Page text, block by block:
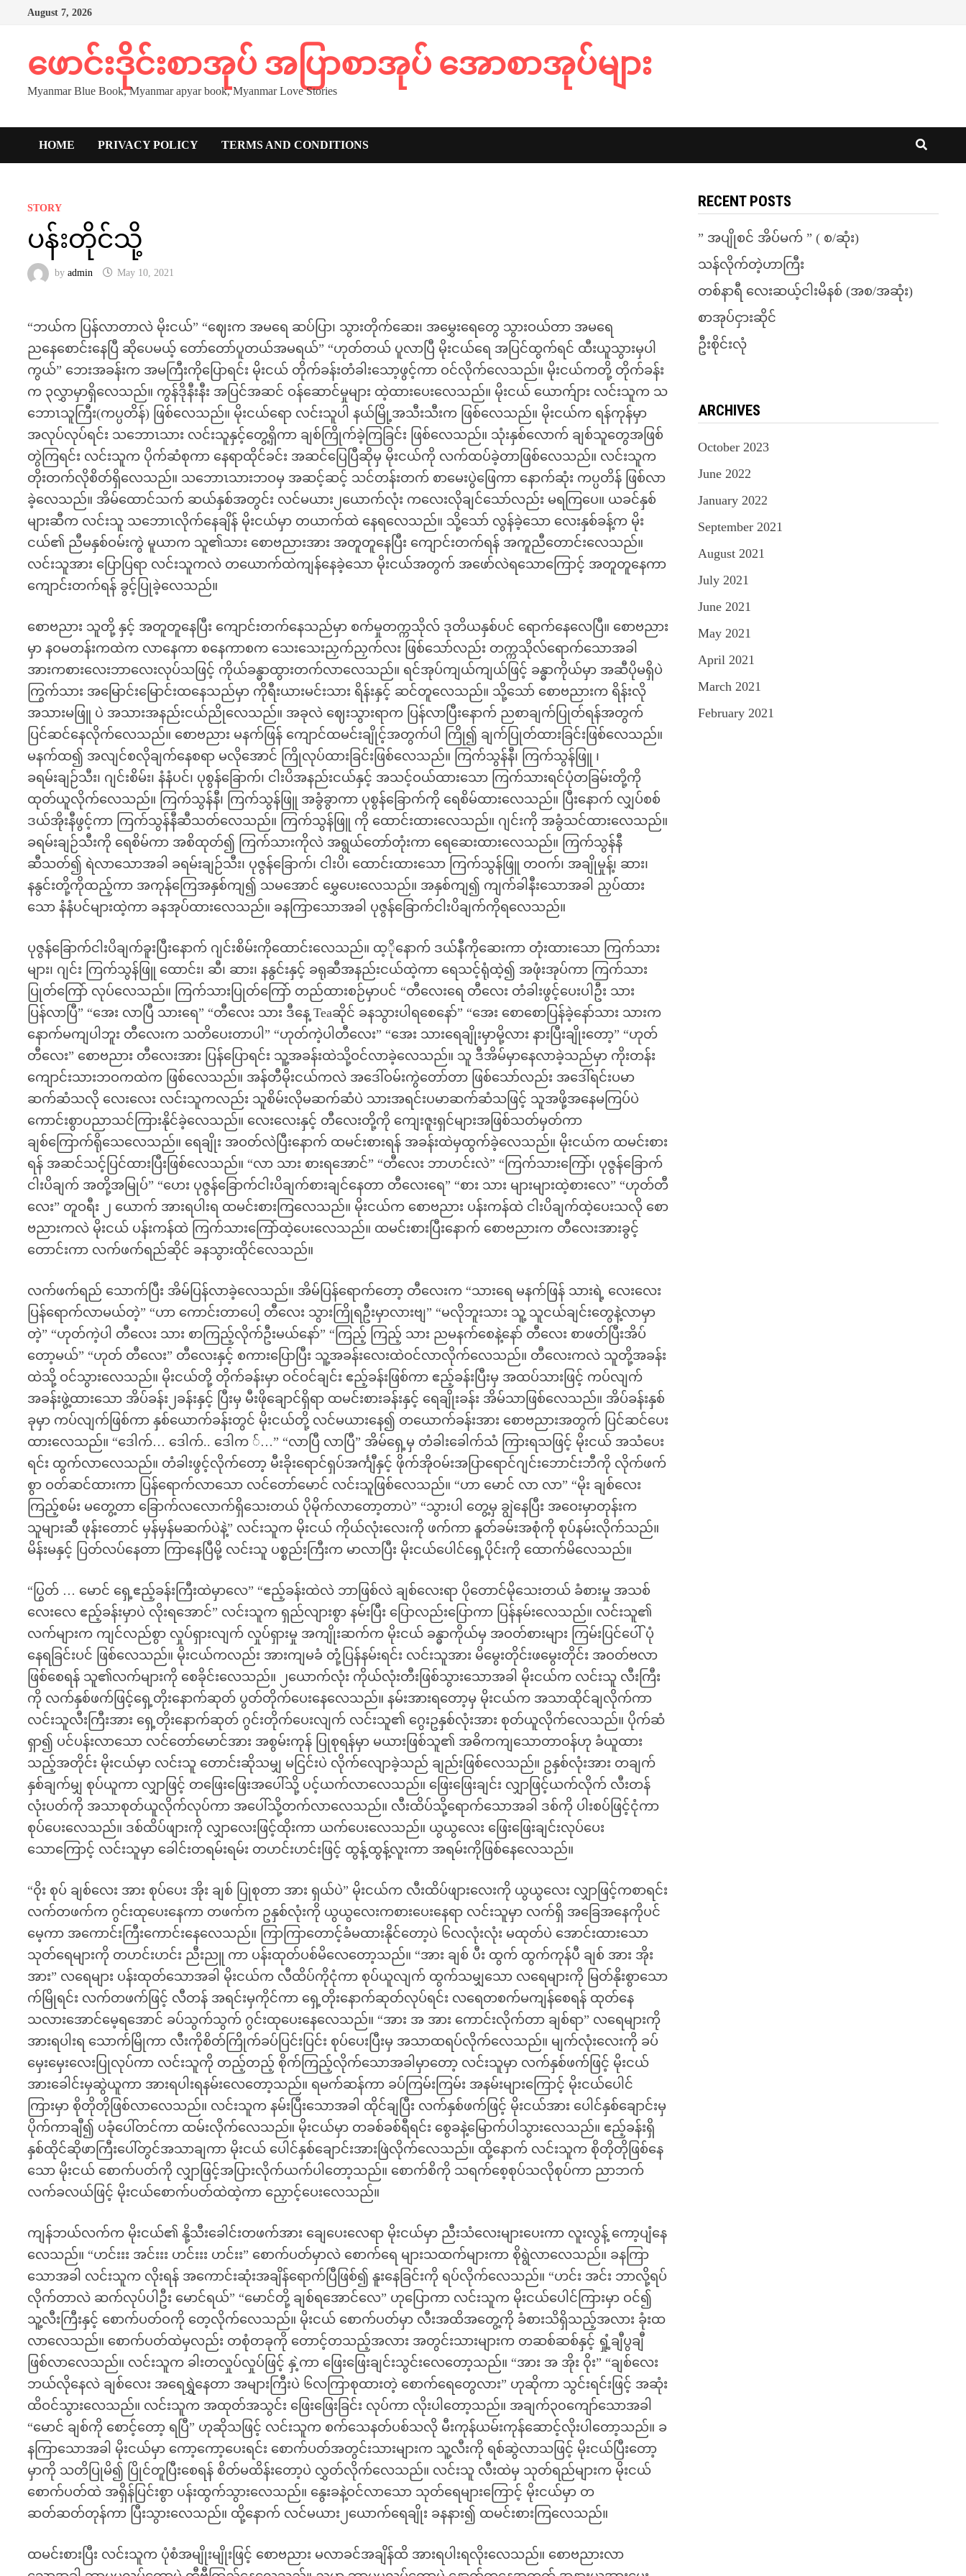
August 7, 2026
ဖောင်းဒိုင်းစာအုပ် အပြာစာအုပ် အောစာအုပ်များ
Myanmar Blue Book, Myanmar apyar book, Myanmar Love Stories
HOME PRIVACY POLICY TERMS AND CONDITIONS
STORY
ပန်းတိုင်သို့
byadmin May 10, 2021
“ဘယ်က ပြန်လာတာလဲ မိုးငယ်” “ဈေးက အမရေ ဆပ်ပြာ၊ သွားတိုက်ဆေး၊ အမွှေးရေတွေ သွားဝယ်တာ အမရေ
ညနေစောင်းနေပြီ ဆိုပေမယ့် တော်တော်ပူတယ်အမရယ်” “ဟုတ်တယ် ပူလာပြီ မိုးငယ်ရေ အပြင်ထွက်ရင် ထီးယူသွားမှပါ
ကွယ်” ဘေးအခန်းက အမကြီးကိုပြောရင်း မိုးငယ် တိုက်ခန်းတံခါးသော့ဖွင့်ကာ ဝင်လိုက်လေသည်။ မိုးငယ်ကတို့ တိုက်ခန်း
က ၃လွှာမှာရှိလေသည်။ ကွန်ဒိုနီးနီး အပြင်အဆင် ဝန်ဆောင်မှုများ ထဲ့ထားပေးလေသည်။ မိုးငယ် ယောက်ျား လင်းသူက သ
ဘောၤသူကြီး(ကပ္ပတိန်) ဖြစ်လေသည်။ မိုးငယ်ရော လင်းသူပါ နယ်မြို့အသီးသီးက ဖြစ်လေသည်။ မိုးငယ်က ရန်ကုန်မှာ
အလုပ်လုပ်ရင်း သဘောၤသား လင်းသူနှင့်တွေ့ရှိကာ ချစ်ကြိုက်ခဲ့ကြခြင်း ဖြစ်လေသည်။ သုံးနှစ်လောက် ချစ်သူတွေအဖြစ်
တွဲကြရင်း လင်းသူက ပိုက်ဆံစုကာ နေရာထိုင်ခင်း အဆင်ပြေပြီဆိုမှ မိုးငယ်ကို လက်ထပ်ခဲ့တာဖြစ်လေသည်။ လင်းသူက
တိုးတက်လိုစိတ်ရှိလေသည်။ သဘောၤသားဘဝမှ အဆင့်ဆင့် သင်တန်းတက် စာမေးပွဲဖြေကာ နောက်ဆုံး ကပ္ပတိန် ဖြစ်လာ
ခဲ့လေသည်။ အိမ်ထောင်သက် ဆယ်နှစ်အတွင်း လင်မယား၂ယောက်လုံး ကလေးလိုချင်သော်လည်း မရကြပေ။ ယခင်နှစ်
များဆီက လင်းသူ သဘောၤလိုက်နေချိန် မိုးငယ်မှာ တယာက်ထဲ နေရလေသည်။ သို့သော် လွန်ခဲ့သော လေးနှစ်ခန့်က မိုး
ငယ်၏ ညီမနှစ်ဝမ်းကွဲ မူယာက သူ၏သား စောဗညားအား အတူတူနေပြီး ကျောင်းတက်ရန် အကူညီတောင်းလေသည်။
လင်းသူအား ပြောပြရာ လင်းသူကလဲ တယောက်ထဲကျန်နေခဲ့သော မိုးငယ်အတွက် အဖော်လဲရသောကြောင့် အတူတူနေကာ
ကျောင်းတက်ရန် ခွင့်ပြုခဲ့လေသည်။
စောဗညား သူတို့ နှင့် အတူတူနေပြီး ကျောင်းတက်နေသည်မှာ စက်မှုတက္ကသိုလ် ဒုတိယနှစ်ပင် ရောက်နေလေပြီ။ စောဗညား
မှာ နဝမတန်းကထဲက လာနေကာ စနေကာစက သေးသေးညှက်ညှက်လး ဖြစ်သော်လည်း တက္ကသိုလ်ရောက်သောအခါ
အားကစားလေးဘာလေးလုပ်သဖြင့် ကိုယ်ခန္ဓာထွားတက်လာလေသည်။ ရင်အုပ်ကျယ်ကျယ်ဖြင့် ခန္ဓာကိုယ်မှာ အဆီပိုမရှိပဲ
ကြွက်သား အမြောင်းမြောင်းထနေသည်မှာ ကိုရီးယားမင်းသား ရိန်းနှင့် ဆင်တူလေသည်။ သို့သော် စောဗညားက ရိန်းလို
အသားမဖြူ ပဲ အသားအနည်းငယ်ညိုလေသည်။ အခုလဲ ဈေးသွားရာက ပြန်လာပြီးနောက် ညစာချက်ပြုတ်ရန်အတွက်
ပြင်ဆင်နေလိုက်လေသည်။ စောဗညား မနက်ဖြန် ကျောင်ထမင်းချိုင့်အတွက်ပါ ကြို၍ ချက်ပြုတ်ထားခြင်းဖြစ်လေသည်။
မနက်ထ၍ အလျင်စလိုချက်နေစရာ မလိုအောင် ကြိုလုပ်ထားခြင်းဖြစ်လေသည်။ ကြက်သွန်နီ၊ ကြက်သွန်ဖြူ ၊
ခရမ်းချဉ်သီး၊ ဂျင်းစိမ်း၊ နံနံပင်၊ ပုစွန်ခြောက်၊ ငါးပိအနည်းငယ်နှင့် အသင့်ဝယ်ထားသော ကြက်သားရင်ပုံတခြမ်းတို့ကို
ထုတ်ယူလိုက်လေသည်။ ကြက်သွန်နီ၊ ကြက်သွန်ဖြူ အခွံခွာကာ ပုစွန်ခြောက်ကို ရေစိမ်ထားလေသည်။ ပြီးနောက် လျှပ်စစ်
ဒယ်အိုးနီဖွင့်ကာ ကြက်သွန်နီဆီသတ်လေသည်။ ကြက်သွန်ဖြူ ကို ထောင်းထားလေသည်။ ဂျင်းကို အခွံသင်ထားလေသည်။
ခရမ်းချဉ်သီးကို ရေစိမ်ကာ အစိထုတ်၍ ကြက်သားကိုလဲ အရွယ်တော်တုံးကာ ရေဆေးထားလေသည်။ ကြက်သွန်နီ
ဆီသတ်၍ ရဲလာသောအခါ ခရမ်းချဉ်သီး၊ ပုဇွန်ခြောက်၊ ငါးပိ၊ ထောင်းထားသော ကြက်သွန်ဖြူ တဝက်၊ အချိုမှုန့်၊ ဆား၊
နနွင်းတို့ကိုထည့်ကာ အကုန်ကြေအနှစ်ကျ၍ သမအောင် မွှေပေးလေသည်။ အနှစ်ကျ၍ ကျက်ခါနီးသောအခါ ညှပ်ထား
သော နံနံပင်များထဲ့ကာ ခနအုပ်ထားလေသည်။ ခနကြာသောအခါ ပုဇွန်ခြောက်ငါးပိချက်ကိုရလေသည်။
ပုဇွန်ခြောက်ငါးပိချက်ခူးပြီးနောက် ဂျင်းစိမ်းကိုထောင်းလေသည်။ ထ့ိုနောက် ဒယ်နီကိုဆေးကာ တုံးထားသော ကြက်သား
များ၊ ဂျင်း ကြက်သွန်ဖြူ ထောင်း၊ ဆီ၊ ဆား၊ နနွင်းနှင့် ခရုဆီအနည်းငယ်ထဲ့ကာ ရေသင့်ရုံထဲ့၍ အဖုံးအုပ်ကာ ကြက်သား
ပြုတ်ကြော် လုပ်လေသည်။ ကြက်သားပြုတ်ကြော် တည်ထားစဉ်မှာပင် “တီလေးရေ တီလေး တံခါးဖွင့်ပေးပါဦး သား
ပြန်လာပြီ” “အေး လာပြီ သားရေ” “တီလေး သား ဒီနေ့ Teaဆိုင် ခနသွားပါရစေနော်” “အေး စောစောပြန်ခဲ့နော်သား သားက
နောက်မကျပါဘူး တီလေးက သတိပေးတာပါ” “ဟုတ်ကဲ့ပါတီလေး” “အေး သားရေချိုးမှာမို့လား နားပြီးချိုးတော့” “ဟုတ်
တီလေး” စောဗညား တီလေးအား ပြန်ပြောရင်း သူ့အခန်းထဲသို့ဝင်လာခဲ့လေသည်။ သူ ဒီအိမ်မှာနေလာခဲ့သည်မှာ ကိုးတန်း
ကျောင်းသားဘဝကထဲက ဖြစ်လေသည်။ အန်တီမိုးငယ်ကလဲ အဒေါ်ဝမ်းကွဲတော်တာ ဖြစ်သော်လည်း အဒေါ်ရင်းပမာ
ဆက်ဆံသလို လေးလေး လင်းသူကလည်း သူစိမ်းလိုမဆက်ဆံပဲ သားအရင်းပမာဆက်ဆံသဖြင့် သူအဖို့အနေမကြပ်ပဲ
ကောင်းစွာပညာသင်ကြားနိုင်ခဲ့လေသည်။ လေးလေးနှင့် တီလေးတို့ကို ကျေးဇူးရှင်များအဖြစ်သတ်မှတ်ကာ
ချစ်ကြောက်ရိုသေလေသည်။ ရေချိုး အဝတ်လဲပြီးနောက် ထမင်းစားရန် အခန်းထဲမှထွက်ခဲ့လေသည်။ မိုးငယ်က ထမင်းစား
ရန် အဆင်သင့်ပြင်ထားပြီးဖြစ်လေသည်။ “လာ သား စားရအောင်” “တီလေး ဘာဟင်းလဲ” “ကြက်သားကြော်၊ ပုဇွန်ခြောက်
ငါးပိချက် အတို့အမြုပ်” “ဟေး ပုဇွန်ခြောက်ငါးပိချက်စားချင်နေတာ တီလေးရေ” “စား သား များများထဲ့စားလေ” “ဟုတ်တီ
လေး” တူဝရီး ၂ ယောက် အားရပါးရ ထမင်းစားကြလေသည်။ မိုးငယ်က စောဗညား ပန်းကန်ထဲ ငါးပိချက်ထဲ့ပေးသလို စော
ဗညားကလဲ မိုးငယ် ပန်းကန်ထဲ ကြက်သားကြော်ထဲ့ပေးလေသည်။ ထမင်းစားပြီးနောက် စောဗညားက တီလေးအားခွင့်
တောင်းကာ လက်ဖက်ရည်ဆိုင် ခနသွားထိုင်လေသည်။
လက်ဖက်ရည် သောက်ပြီး အိမ်ပြန်လာခဲ့လေသည်။ အိမ်ပြန်ရောက်တော့ တီလေးက “သားရေ မနက်ဖြန် သားရဲ့ လေးလေး
ပြန်ရောက်လာမယ်တဲ့” “ဟာ ကောင်းတာပေါ့ တီလေး သွားကြိုရဦးမှာလားဗျ” “မလိုဘူးသား သူ့ သူငယ်ချင်းတွေနဲ့လာမှာ
တဲ့” “ဟုတ်ကဲ့ပါ တီလေး သား စာကြည့်လိုက်ဦးမယ်နော်” “ကြည့် ကြည့် သား ညမနက်စေနဲ့နော် တီလေး စာဖတ်ပြီးအိပ်
တော့မယ်” “ဟုတ် တီလေး” တီလေးနှင့် စကားပြောပြီး သူ့အခန်းလေးထဲဝင်လာလိုက်လေသည်။ တီလေးကလဲ သူတို့အခန်း
ထဲသို့ ဝင်သွားလေသည်။ မိုးငယ်တို့ တိုက်ခန်းမှာ ဝင်ဝင်ချင်း ဧည့်ခန်းဖြစ်ကာ ဧည့်ခန်းပြီးမှ အထပ်သားဖြင့် ကပ်လျက်
အခန်းဖွဲ့ထားသော အိပ်ခန်း၂ခန်းနှင့် ပြီးမှ မီးဖိုချောင်ရှိရာ ထမင်းစားခန်းနှင့် ရေချိုးခန်း အိမ်သာဖြစ်လေသည်။ အိပ်ခန်းနှစ်
ခုမှာ ကပ်လျက်ဖြစ်ကာ နှစ်ယောက်ခန်းတွင် မိုးငယ်တို့ လင်မယားနေ၍ တယောက်ခန်းအား စောဗညားအတွက် ပြင်ဆင်ပေး
ထားလေသည်။ “ဒေါက်… ဒေါက်.. ဒေါက ်…” “လာပြီ လာပြီ” အိမ်ရှေ့မှ တံခါးခေါက်သံ ကြားရသဖြင့် မိုးငယ် အသံပေး
ရင်း ထွက်လာလေသည်။ တံခါးဖွင့်လိုက်တော့ မီးခိုးရောင်ရှပ်အင်္ကျီနှင့် ဖိုက်အိုဝမ်းအပြာရောင်ဂျင်းဘောင်းဘီကို လိုက်ဖက်
စွာ ဝတ်ဆင်ထားကာ ပြန်ရောက်လာသော လင်တော်မောင် လင်းသူဖြစ်လေသည်။ “ဟာ မောင် လာ လာ” “မိုး ချစ်လေး
ကြည့်စမ်း မတွေ့တာ ခြောက်လလောက်ရှိသေးတယ် ပိုမိုက်လာတော့တာပဲ” “သွားပါ တွေ့မှ ချွဲနေပြီး အဝေးမှာတုန်းက
သူများဆီ ဖုန်းတောင် မှန်မှန်မဆက်ပဲနဲ့” လင်းသူက မိုးငယ် ကိုယ်လုံးလေးကို ဖက်ကာ နူတ်ခမ်းအစုံကို စုပ်နမ်းလိုက်သည်။
မိန်းမနှင့် ပြတ်လပ်နေတာ ကြာနေပြီမို့ လင်းသူ ပစ္စည်းကြီးက မာလာပြီး မိုးငယ်ပေါင်ရှေ့ပိုင်းကို ထောက်မိလေသည်။
“ပြွတ် … မောင် ရှေ့ဧည့်ခန်းကြီးထဲမှာလေ” “ဧည့်ခန်းထဲလဲ ဘာဖြစ်လဲ ချစ်လေးရာ ပိုတောင်မိုသေးတယ် ခံစားမှု အသစ်
လေးလေ ဧည့်ခန်းမှာပဲ လိုးရအောင်” လင်းသူက ရှည်လျားစွာ နမ်းပြီး ပြောလည်းပြောကာ ပြန်နမ်းလေသည်။ လင်းသူ၏
လက်များက ကျင်လည်စွာ လှုပ်ရှားလျက် လှုပ်ရှားမှု အကျိုးဆက်က မိုးငယ် ခန္ဓာကိုယ်မှ အဝတ်စားများ ကြမ်းပြင်ပေါ် ပုံ
နေရခြင်းပင် ဖြစ်လေသည်။ မိုးငယ်ကလည်း အားကျမခံ တုံ့ပြန်နမ်းရင်း လင်းသူအား မိမွေးတိုင်းဖမွေးတိုင်း အဝတ်ဗလာ
ဖြစ်စေရန် သူ၏လက်များကို စေခိုင်းလေသည်။ ၂ယောက်လုံး ကိုယ်လုံးတီးဖြစ်သွားသောအခါ မိုးငယ်က လင်းသူ လီးကြီး
ကို လက်နှစ်ဖက်ဖြင့်ရှေ့တိုးနောက်ဆုတ် ပွတ်တိုက်ပေးနေလေသည်။ နမ်းအားရတော့မှ မိုးငယ်က အသာထိုင်ချလိုက်ကာ
လင်းသူလီးကြီးအား ရှေ့တိုးနောက်ဆုတ် ဂွင်းတိုက်ပေးလျက် လင်းသူ၏ ဂွေးဥနှစ်လုံးအား စုတ်ယူလိုက်လေသည်။ ပိုက်ဆံ
ရှာ၍ ပင်ပန်းလာသော လင်တော်မောင်အား အစွမ်းကုန် ပြုစုရန်မှာ မယားဖြစ်သူ၏ အဓိကကျသောတာဝန်ဟု ခံယူထား
သည့်အတိုင်း မိုးငယ်မှာ လင်းသူ တောင်းဆိုသမျှ မငြင်းပဲ လိုက်လျောခဲ့သည် ချည်းဖြစ်လေသည်။ ဥနှစ်လုံးအား တချက်
နှစ်ချက်မျှ စုပ်ယူကာ လျှာဖြင့် တဖြေးဖြေးအပေါ်သို့ ပင့်ယက်လာလေသည်။ ဖြေးဖြေးချင်း လျှာဖြင့်ယက်လိုက် လီးတန်
လုံးပတ်ကို အသာစုတ်ယူလိုက်လုပ်ကာ အပေါ်သို့တက်လာလေသည်။ လီးထိပ်သို့ရောက်သောအခါ ဒစ်ကို ပါးစပ်ဖြင့်ငုံကာ
စုပ်ပေးလေသည်။ ဒစ်ထိပ်ဖျားကို လျှာလေးဖြင့်ထိုးကာ ယက်ပေးလေသည်။ ယွယွလေး ဖြေးဖြေးချင်းလုပ်ပေး
သောကြောင့် လင်းသူမှာ ခေါင်းတရမ်းရမ်း တဟင်းဟင်းဖြင့် ထွန့်ထွန့်လူးကာ အရမ်းကိုဖြစ်နေလေသည်။
“ဝိုး စုပ် ချစ်လေး အား စုပ်ပေး အိုး ချစ် ပြုစုတာ အား ရှယ်ပဲ” မိုးငယ်က လီးထိပ်ဖျားလေးကို ယွယွလေး လျှာဖြင့်ကစာရင်း
လက်တဖက်က ဂွင်းထုပေးနေကာ တဖက်က ဥနှစ်လုံးကို ယွယွလေးကစားပေးနေရာ လင်းသူမှာ လက်ရှိ အခြေအနေကိုပင်
မေ့ကာ အကောင်းကြီးကောင်းနေလေသည်။ ကြာကြာတောင့်ခံမထားနိုင်တော့ပဲ ၆လလုံးလုံး မထုတ်ပဲ အောင်းထားသော
သုတ်ရေများကို တဟင်းဟင်း ညီးညူ ကာ ပန်းထုတ်ပစ်မိလေတော့သည်။ “အား ချစ် ပီး ထွက် ထွက်ကုန်ပီ ချစ် အား အိုး
အား” လရေများ ပန်းထုတ်သောအခါ မိုးငယ်က လီထိပ်ကိုငုံကာ စုပ်ယူလျက် ထွက်သမျှသော လရေများကို မြတ်နိုးစွာသော
က်မြိုရင်း လက်တဖက်ဖြင့် လီတန် အရင်းမှကိုင်ကာ ရှေ့တိုးနောက်ဆုတ်လုပ်ရင်း လရေတစက်မကျန်စေရန် ထုတ်နေ
သလားအောင်မေ့ရအောင် ခပ်သွက်သွက် ဂွင်းထုပေးနေလေသည်။ “အား အ အား ကောင်းလိုက်တာ ချစ်ရာ” လရေများကို
အားရပါးရ သောက်မြိုကာ လီးကိုစိတ်ကြိုက်ခပ်ပြင်းပြင်း စုပ်ပေးပြီးမှ အသာထရပ်လိုက်လေသည်။ မျက်လုံးလေးကို ခပ်
မှေးမှေးလေးပြုလုပ်ကာ လင်းသူကို တည့်တည့် စိုက်ကြည့်လိုက်သောအခါမှာတော့ လင်းသူမှာ လက်နှစ်ဖက်ဖြင့် မိုးငယ်
အားခေါင်းမှဆွဲယူကာ အားရပါးရနမ်းလေတော့သည်။ ရမက်ဆန်ကာ ခပ်ကြမ်းကြမ်း အနမ်းများကြောင့် မိုးငယ်ပေါင်
ကြားမှာ စိုတိုတိုဖြစ်လာလေသည်။ လင်းသူက နမ်းပြီးသောအခါ ထိုင်ချပြီး လက်နှစ်ဖက်ဖြင့် မိုးငယ်အား ပေါင်နှစ်ချောင်းမှ
ပိုက်ကာချီ၍ ပခုံပေါ်တင်ကာ ထမ်းလိုက်လေသည်။ မိုးငယ်မှာ တခစ်ခစ်ရီရင်း စွေခနဲ့မြောက်ပါသွားလေသည်။ ဧည့်ခန်းရှိ
နှစ်ထိုင်ဆိုဖာကြီးပေါ်တွင်အသာချကာ မိုးငယ် ပေါင်နှစ်ချောင်းအားဖြဲလိုက်လေသည်။ ထို့နောက် လင်းသူက စိုတိုတိုဖြစ်နေ
သော မိုးငယ် စောက်ပတ်ကို လျှာဖြင့်အပြားလိုက်ယက်ပါတော့သည်။ စောက်စိကို သရက်စေ့စုပ်သလိုစုပ်ကာ ညာဘက်
လက်ခလယ်ဖြင့် မိုးငယ်စောက်ပတ်ထဲထဲ့ကာ ညှောင့်ပေးလေသည်။
ကျန်ဘယ်လက်က မိုးငယ်၏ နို့သီးခေါင်းတဖက်အား ချေပေးလေရာ မိုးငယ်မှာ ညီးသံလေးများပေးကာ လူးလွန့် ကော့ပျံနေ
လေသည်။ “ဟင်းးး အင်းးး ဟင်းးး ဟင်းး” စောက်ပတ်မှာလဲ စောက်ရေ များသထက်များကာ စိုရွဲလာလေသည်။ ခနကြာ
သောအခါ လင်းသူက လိုးရန် အကောင်းဆုံးအချိန်ရောက်ပြီဖြစ်၍ နူးနေခြင်းကို ရပ်လိုက်လေသည်။ “ဟင်း အင်း ဘာလို့ရပ်
လိုက်တာလဲ ဆက်လုပ်ပါဦး မောင်ရယ်” “မောင်တို့ ချစ်ရအောင်လေ” ဟုပြောကာ လင်းသူက မိုးငယ်ပေါင်ကြားမှာ ဝင်၍
သူ့လီးကြီးနှင့် စောက်ပတ်ဝကို တေ့လိုက်လေသည်။ မိုးငယ် စောက်ပတ်မှာ လီးအထိအတွေ့ကို ခံစားသိရှိသည့်အလား ခုံးထ
လာလေသည်။ စောက်ပတ်ထဲမှလည်း တစုံတခုကို တောင့်တသည့်အလား အတွင်းသားများက တဆစ်ဆစ်နှင့် ရှုံ့ချီပွချီ
ဖြစ်လာလေသည်။ လင်းသူက ခါးတလှုပ်လှုပ်ဖြင့် နှဲ့ကာ ဖြေးဖြေးချင်းသွင်းလေတော့သည်။ “အား အ အိုး ဝိုး” “ချစ်လေး
ဘယ်လိုနေလဲ ချစ်လေး အရေရွှဲနေတာ အများကြီးပဲ ၆လကြာစုထားတဲ့ စောက်ရေတွေလား” ဟုဆိုကာ သွင်းရင်းဖြင့် အဆုံး
ထိဝင်သွားလေသည်။ လင်းသူက အထုတ်အသွင်း ဖြေးဖြေးခြင်း လုပ်ကာ လိုးပါတော့သည်။ အချက်၃၀ကျော်သောအခါ
“မောင် ချစ်ကို စောင့်တော့ ရပြီ” ဟုဆိုသဖြင့် လင်းသူက စက်သေနတ်ပစ်သလို မီးကုန်ယမ်းကုန်ဆောင့်လိုးပါတော့သည်။ ခ
နကြာသောအခါ မိုးငယ်မှာ ကော့ကော့ပေးရင်း စောက်ပတ်အတွင်းသားများက သူ့လီးကို ရစ်ဆွဲလာသဖြင့် မိုးငယ်ပြီးတော့
မှာကို သတိပြုမိ၍ ပြိုင်တူပြီးစေရန် စိတ်မထိန်းတော့ပဲ လွှတ်လိုက်လေသည်။ လင်းသူ လီးထဲမှ သုတ်ရည်များက မိုးငယ်
စောက်ပတ်ထဲ အရှိန်ပြင်းစွာ ပန်းထွက်သွားလေသည်။ နွေးခနဲ့ဝင်လာသော သုတ်ရေများကြောင့် မိုးငယ်မှာ တ
ဆတ်ဆတ်တုန်ကာ ပြီးသွားလေသည်။ ထို့နောက် လင်မယား၂ယောက်ရေချိုး ခနနား၍ ထမင်းစားကြလေသည်။
ထမင်းစားပြီး လင်းသူက ပုံစံအမျိုးမျိုးဖြင့် စောဗညား မလာခင်အချိန်ထိ အားရပါးရလိုးလေသည်။ စောဗညားလာ
RECENT POSTS
” အပျိုစင် အိပ်မက် ” ( စ/ဆုံး)
သန်လိုက်တဲ့ဟာကြီး
တစ်နာရီ လေးဆယ့်ငါးမိနစ် (အစ/အဆုံး)
စာအုပ်ငှားဆိုင်
ဦးစိုင်းလုံ
ARCHIVES
October 2023
June 2022
January 2022
September 2021
August 2021
July 2021
June 2021
May 2021
April 2021
March 2021
February 2021